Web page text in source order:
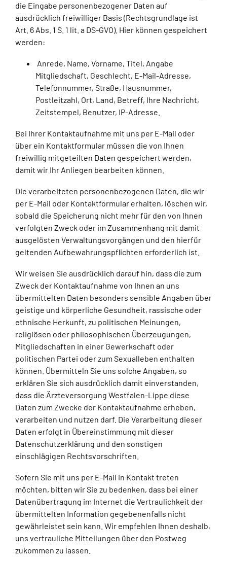
die Eingabe personenbezogener Daten auf
ausdrücklich freiwilliger Basis (Rechtsgrundlage ist
Art. 6 Abs. 1 S. 1 lit. a DS-GVO). Hier können gespeichert
werden:
Anrede, Name, Vorname, Titel, Angabe
Mitgliedschaft, Geschlecht, E-Mail-Adresse,
Telefonnummer, Straße, Hausnummer,
Postleitzahl, Ort, Land, Betreff, Ihre Nachricht,
Zeitstempel, Benutzer, IP-Adresse.
Bei Ihrer Kontaktaufnahme mit uns per E-Mail oder
über ein Kontaktformular müssen die von Ihnen
freiwillig mitgeteilten Daten gespeichert werden,
damit wir Ihr Anliegen bearbeiten können.
Die verarbeiteten personenbezogenen Daten, die wir
per E-Mail oder Kontaktformular erhalten, löschen wir,
sobald die Speicherung nicht mehr für den von Ihnen
verfolgten Zweck oder im Zusammenhang mit damit
ausgelösten Verwaltungsvorgängen und den hierfür
geltenden Aufbewahrungspflichten erforderlich ist.
Wir weisen Sie ausdrücklich darauf hin, dass die zum
Zweck der Kontaktaufnahme von Ihnen an uns
übermittelten Daten besonders sensible Angaben über
geistige und körperliche Gesundheit, rassische oder
ethnische Herkunft, zu politischen Meinungen,
religiösen oder philosophischen Überzeugungen,
Mitgliedschaften in einer Gewerkschaft oder
politischen Partei oder zum Sexualleben enthalten
können. Übermitteln Sie uns solche Angaben, so
erklären Sie sich ausdrücklich damit einverstanden,
dass die Ärzteversorgung Westfalen-Lippe diese
Daten zum Zwecke der Kontaktaufnahme erheben,
verarbeiten und nutzen darf. Die Verarbeitung dieser
Daten erfolgt in Übereinstimmung mit dieser
Datenschutzerklärung und den sonstigen
einschlägigen Rechtsvorschriften.
Sofern Sie mit uns per E-Mail in Kontakt treten
möchten, bitten wir Sie zu bedenken, dass bei einer
Datenübertragung im Internet die Vertraulichkeit der
übermittelten Information gegebenenfalls nicht
gewährleistet sein kann. Wir empfehlen Ihnen deshalb,
uns vertrauliche Mitteilungen über den Postweg
zukommen zu lassen.